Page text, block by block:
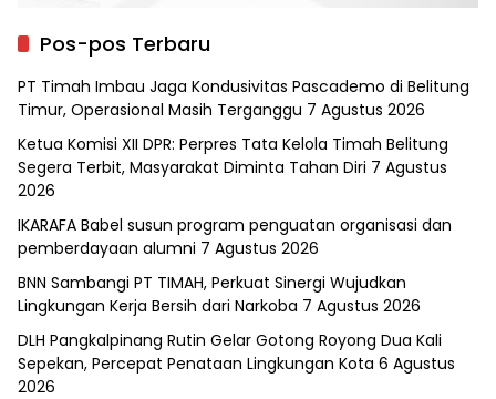
Pos-pos Terbaru
PT Timah Imbau Jaga Kondusivitas Pascademo di Belitung
Timur, Operasional Masih Terganggu 7 Agustus 2026
Ketua Komisi XII DPR: Perpres Tata Kelola Timah Belitung
Segera Terbit, Masyarakat Diminta Tahan Diri 7 Agustus
2026
IKARAFA Babel susun program penguatan organisasi dan
pemberdayaan alumni 7 Agustus 2026
BNN Sambangi PT TIMAH, Perkuat Sinergi Wujudkan
Lingkungan Kerja Bersih dari Narkoba 7 Agustus 2026
DLH Pangkalpinang Rutin Gelar Gotong Royong Dua Kali
Sepekan, Percepat Penataan Lingkungan Kota 6 Agustus
2026